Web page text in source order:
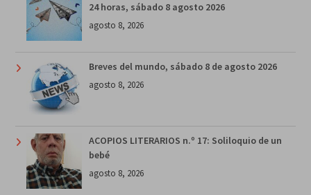
24 horas, sábado 8 agosto 2026
agosto 8, 2026
Breves del mundo, sábado 8 de agosto 2026
agosto 8, 2026
ACOPIOS LITERARIOS n.º 17: Soliloquio de un
bebé
agosto 8, 2026